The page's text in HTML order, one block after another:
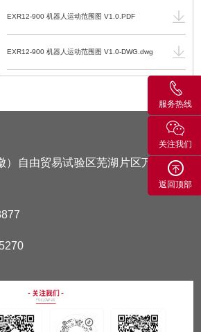
EXR12-900 机器人运动范围图 V1.0.PDF
EXR12-900 机器人运动范围图 V1.0-DWG.dwg
V1.0.4.PDF.pdf
EC2-SE6型控制柜电气使用维护手册 V1.0.4.PDF.pdf
）自由贸易试验区芜湖片区万春东路
服务热线
关注我们
返回顶部